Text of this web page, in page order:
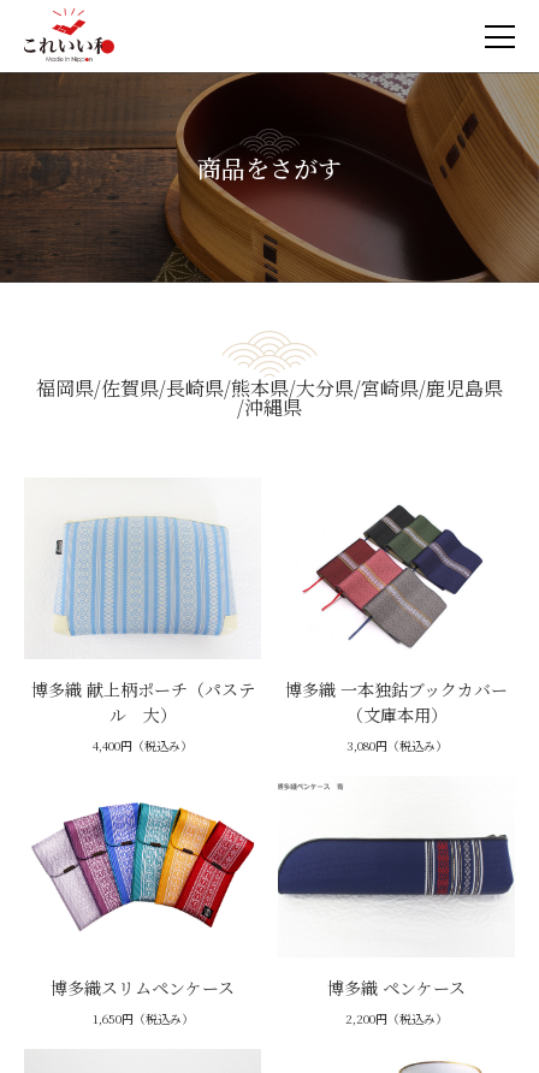
商品をさがす
福岡県 佐賀県 長崎県 熊本県 大分県 宮崎県 鹿児島県
沖縄県
博多織 献上柄ポーチ（パステ
ル 大）
4,400円（税込み）
博多織 一本独鈷ブックカバー
（文庫本用）
3,080円（税込み）
博多織スリムペンケース
1,650円（税込み）
博多織 ペンケース
2,200円（税込み）